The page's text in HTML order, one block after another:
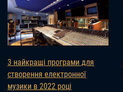
3 найкращі програми для
створення електронної
музики в 2022 році